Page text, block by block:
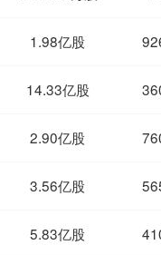
1.98亿股
14.33亿股
2.90亿股
3.56亿股
5.83亿股